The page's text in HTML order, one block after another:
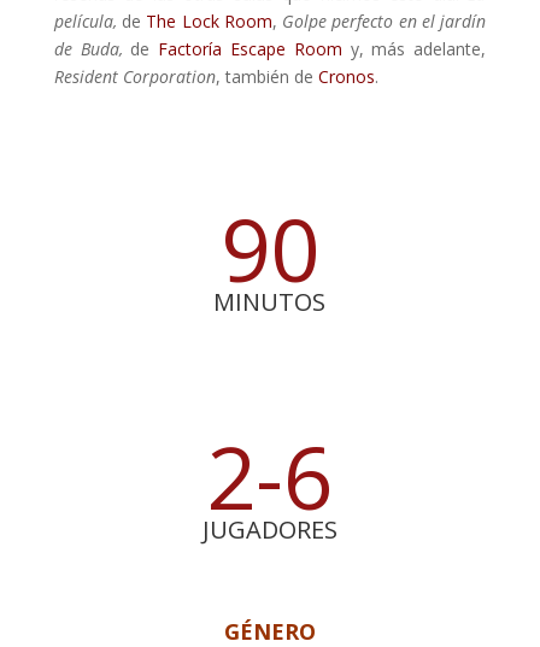
película, de The Lock Room, Golpe perfecto en el jardín
de Buda, de Factoría Escape Room y, más adelante,
Resident Corporation, también de Cronos.
90
MINUTOS
2-6
JUGADORES
GÉNERO